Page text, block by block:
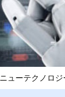
ューテクノロジ